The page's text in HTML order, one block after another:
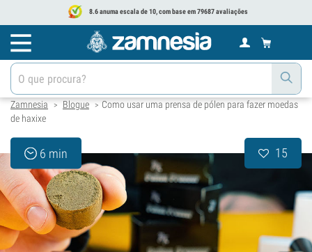
8.6 anuma escala de 10, com base em 79687 avaliações
Zamnesia > Blogue > Como usar uma prensa de pólen para fazer moedas
de haxixe
6 min 15